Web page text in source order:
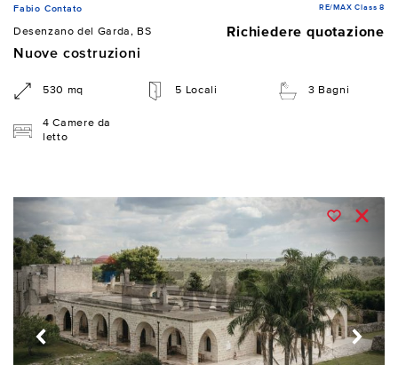
Fabio Contato RE/MAX Class 8
Desenzano del Garda, BS
Richiedere quotazione
Nuove costruzioni
530 mq 5 Locali 3 Bagni
4 Camere da
letto